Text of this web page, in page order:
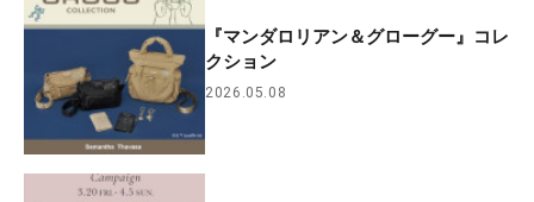
『マンダロリアン＆グローグー』コレ
クション
2026.05.08